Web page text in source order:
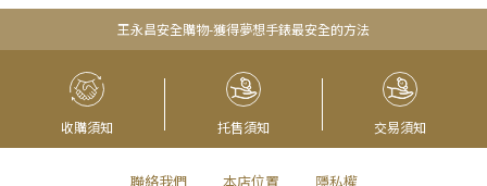
王永昌安全購物-獲得夢想手錶最安全的方法
收購須知 托售須知 交易須知
聯絡我們 本店位置 隱私權